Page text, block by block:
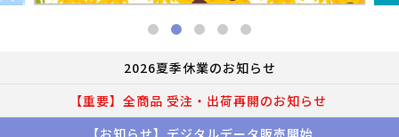
2026夏季休業のお知らせ
【重要】全商品 受注・出荷再開のお知らせ